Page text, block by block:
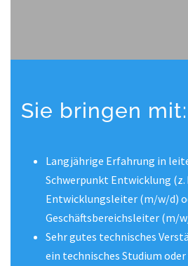
Sie bringen mit:
Langjährige Erfahrung in
Schwerpunkt Entwicklung (z.
Entwicklungsleiter (m/w/d)
Geschäftsbereichsleiter (m/
Sehr gutes technisches
ein technisches Studium